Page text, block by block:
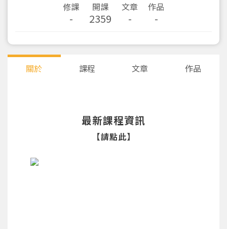
修課
-
開課
2359
文章
-
作品
-
關於 課程 文章 作品
最新課程資訊
【請點此】